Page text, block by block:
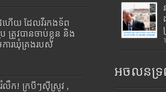
៨ហើយ ដែលវីរកងទ័ព
ត្រូវបានចាប់ខ្លួន និង
ការឃុំគ្រងរបស់
លឹក! ក្របីៗស៊ីស្រូវ ,
អចលនទ្រ